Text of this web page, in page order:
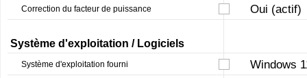
Correction du facteur de puissance Oui (actif)
Système d'exploitation / Logiciels
Système d'exploitation fourni Windows